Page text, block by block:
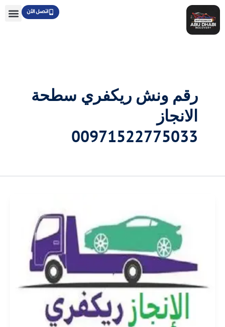
تخطي
إلى
المحتوى
اتصل الآن
رقم ونش ريكفري سطحة
الانجاز
00971522775033